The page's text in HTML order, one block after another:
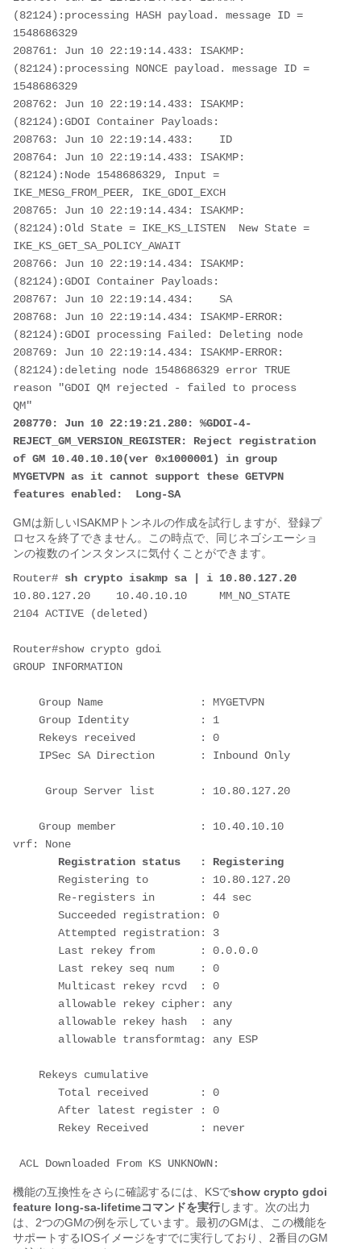
(82124):processing HASH payload. message ID =
1548686329
208761: Jun 10 22:19:14.433: ISAKMP:
(82124):processing NONCE payload. message ID =
1548686329
208762: Jun 10 22:19:14.433: ISAKMP:
(82124):GDOI Container Payloads:
208763: Jun 10 22:19:14.433:    ID
208764: Jun 10 22:19:14.433: ISAKMP:
(82124):Node 1548686329, Input =
IKE_MESG_FROM_PEER, IKE_GDOI_EXCH
208765: Jun 10 22:19:14.434: ISAKMP:
(82124):Old State = IKE_KS_LISTEN  New State =
IKE_KS_GET_SA_POLICY_AWAIT
208766: Jun 10 22:19:14.434: ISAKMP:
(82124):GDOI Container Payloads:
208767: Jun 10 22:19:14.434:    SA
208768: Jun 10 22:19:14.434: ISAKMP-ERROR:
(82124):GDOI processing Failed: Deleting node
208769: Jun 10 22:19:14.434: ISAKMP-ERROR:
(82124):deleting node 1548686329 error TRUE
reason "GDOI QM rejected - failed to process
208770: Jun 10 22:19:21.280: %GDOI-4-
REJECT_GM_VERSION_REGISTER: Reject registration
of GM 10.40.10.10(ver 0x1000001) in group
MYGETVPN as it cannot support these GETVPN
features enabled:  Long-SA
GMは新しいISAKMPトンネルの作成を試行しますが、登録プ
ロセスを終了できません。この時点で、同じネゴシエーショ
ンの複数のインスタンスに気付くことができます。
Router# sh crypto isakmp sa | i 10.80.127.20
10.80.127.20    10.40.10.10     MM_NO_STATE
2104 ACTIVE (deleted)
Router#show crypto gdoi
GROUP INFORMATION
       Registration status   : Registering
機能の互換性をさらに確認するには、KSでshow crypto gdoi
feature long-sa-lifetimeコマンドを実行します。次の出力
は、2つのGMの例を示しています。最初のGMは、この機能を
サポートするIOSイメージをすでに実行しており、2番目のGM